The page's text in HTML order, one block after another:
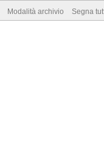
Modalità archivio Segna